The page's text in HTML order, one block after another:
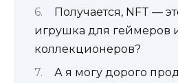
Получается, NFT —
игрушка для геймеров
коллекционеров?
А я могу дорого